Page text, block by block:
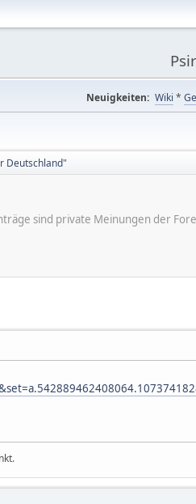
Neuigkeiten: Wiki *
Deutschland"
sind private Meinungen der